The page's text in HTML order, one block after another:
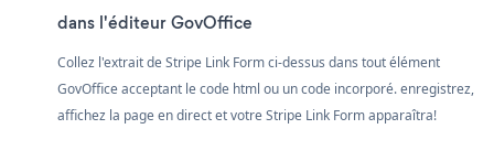
dans l'éditeur GovOffice
Collez l'extrait de Stripe Link Form ci-dessus dans tout élément
GovOffice acceptant le code html ou un code incorporé. enregistrez,
affichez la page en direct et votre Stripe Link Form apparaîtra!